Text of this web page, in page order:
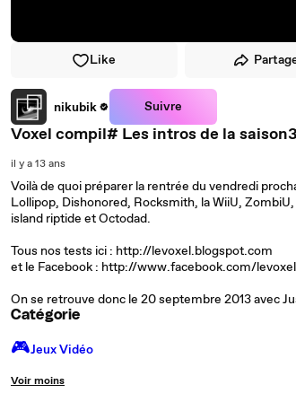
Like
nikubik Suivre
Voxel compil# Les intros de la saison3
il y a 13 ans
Voilà de quoi préparer la rentrée du vendredi
Lollipop, Dishonored, Rocksmith, la WiiU,
island riptide et Octodad.
Tous nos tests ici : http://levoxel.blogspot.com
et le Facebook : http://www.facebook.com/levoxel
On se retrouve donc le 20 septembre 2013 avec
Catégorie
🎮️Jeux Vidéo
Voir moins